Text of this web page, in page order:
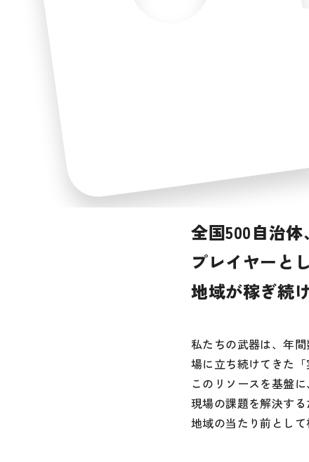
全国500自治
プレイヤーと
地域が稼ぎ続
私たちの武器は、年
場に立ち続けてきた「
このリソースを基盤
現場の課題を解決す
地域の当たり前として